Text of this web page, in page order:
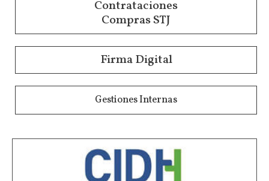
Contrataciones
Compras STJ
Firma Digital
Gestiones Internas